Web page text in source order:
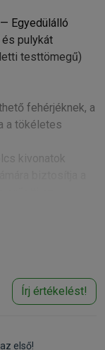
Egyedülálló
és pulykát
testtömegű)
fehérjéknek, a
a tökéletes
kivonatok
erősíti az
sárgaborsó
Írj értékelést!
első!